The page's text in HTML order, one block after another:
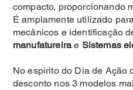
compacto, proporcionando
É amplamente utilizado
mecânicos e identificação
manufatureirae Sistemas
No espírito do Dia de Ação
desconto nos 3 modelos